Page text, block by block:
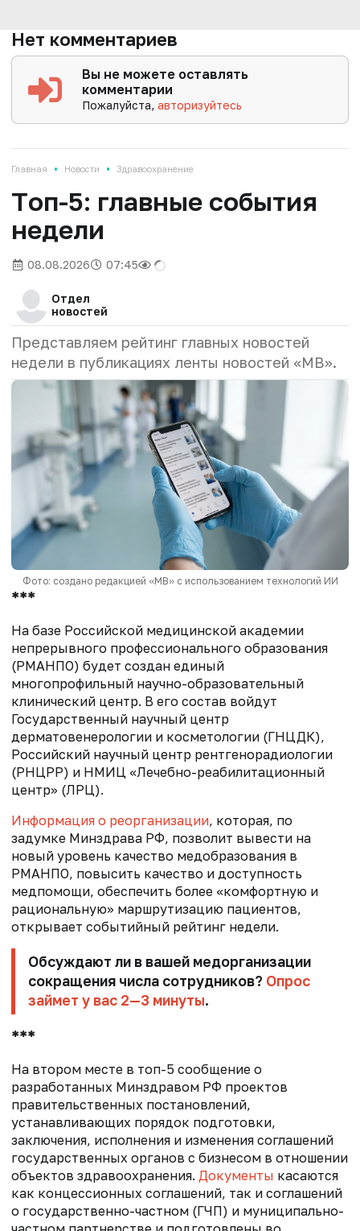
Нет комментариев
Вы не можете оставлять
комментарии
Пожалуйста,авторизуйтесь
Главная • Новости • Здравоохранение
Tоп-5: главные события
недели
08.08.2026 07:45
Отдел
новостей
Представляем рейтинг главных новостей
недели в публикациях ленты новостей «МВ».
Фото: создано редакцией «МВ» с использованием технологий ИИ
***
На базе Российской медицинской академии
непрерывного профессионального образования
(РМАНПО) будет создан единый
многопрофильный научно-образовательный
клинический центр. В его состав войдут
Государственный научный центр
дерматовенерологии и косметологии (ГНЦДК),
Российский научный центр рентгенорадиологии
(РНЦРР) и НМИЦ «Лечебно-реабилитационный
центр» (ЛРЦ).
Информация о реорганизации, которая, по
задумке Минздрава РФ, позволит вывести на
новый уровень качество медобразования в
РМАНПО, повысить качество и доступность
медпомощи, обеспечить более «комфортную и
рациональную» маршрутизацию пациентов,
открывает событийный рейтинг недели.
Обсуждают ли в вашей медорганизации
сокращения числа сотрудников? Опрос
займет у вас 2—3 минуты.
***
На втором месте в топ-5 сообщение о
разработанных Минздравом РФ проектов
правительственных постановлений,
устанавливающих порядок подготовки,
заключения, исполнения и изменения соглашений
государственных органов с бизнесом в отношении
объектов здравоохранения. Документы касаются
как концессионных соглашений, так и соглашений
о государственно-частном (ГЧП) и муниципально-